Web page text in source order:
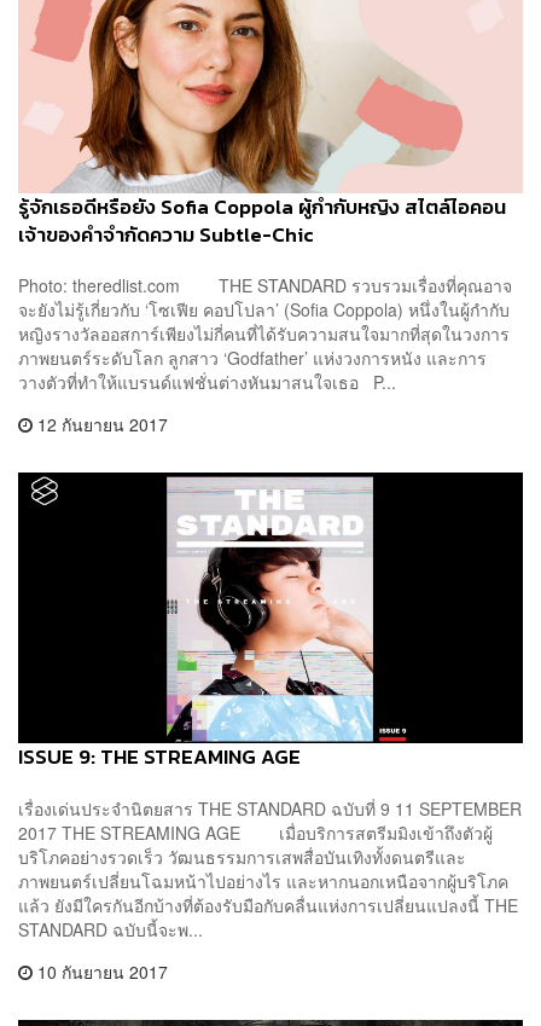
รู้จักเธอดีหรือยัง Sofia Coppola ผู้กำกับหญิง สไตล์ไอคอน
เจ้าของคำจำกัดความ Subtle-Chic
Photo: theredlist.com THE STANDARD รวบรวมเรื่องที่คุณอาจ
จะยังไม่รู้เกี่ยวกับ ‘โซเฟีย คอปโปลา’ (Sofia Coppola) หนึ่งในผู้กำกับ
หญิงรางวัลออสการ์เพียงไม่กี่คนที่ได้รับความสนใจมากที่สุดในวงการ
ภาพยนตร์ระดับโลก ลูกสาว ‘Godfather’ แห่งวงการหนัง และการ
วางตัวที่ทำให้แบรนด์แฟชั่นต่างหันมาสนใจเธอ P...
12 กันยายน 2017
ISSUE 9: THE STREAMING AGE
เรื่องเด่นประจำนิตยสาร THE STANDARD ฉบับที่ 9 11 SEPTEMBER
2017 THE STREAMING AGE เมื่อบริการสตรีมมิงเข้าถึงตัวผู้
บริโภคอย่างรวดเร็ว วัฒนธรรมการเสพสื่อบันเทิงทั้งดนตรีและ
ภาพยนตร์เปลี่ยนโฉมหน้าไปอย่างไร และหากนอกเหนือจากผู้บริโภค
แล้ว ยังมีใครกันอีกบ้างที่ต้องรับมือกับคลื่นแห่งการเปลี่ยนแปลงนี้ THE
STANDARD ฉบับนี้จะพ...
10 กันยายน 2017